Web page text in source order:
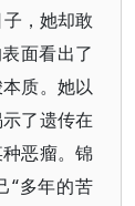
，她却敢
面看出了
质。她以
了遗传在
恶瘤。锦
“多年的苦